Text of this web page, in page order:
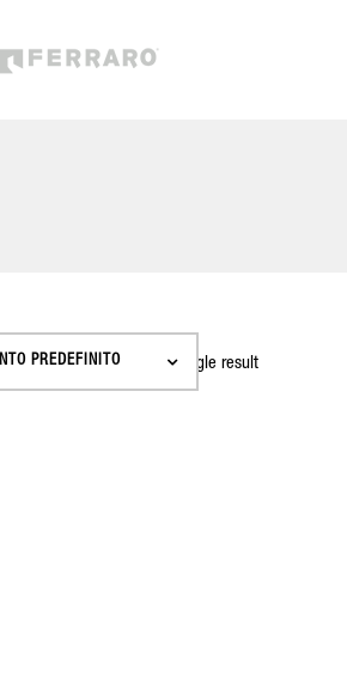
Showing the single result
PREDEFINITO